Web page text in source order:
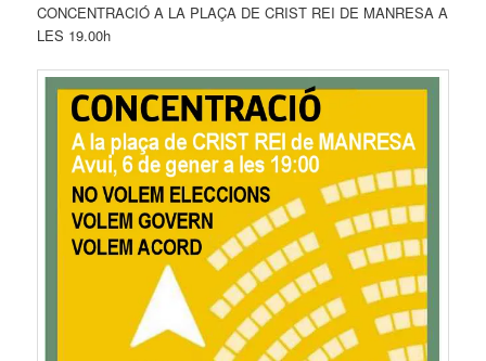
CONCENTRACIÓ A LA PLAÇA DE CRIST REI DE MANRESA A
LES 19.00h